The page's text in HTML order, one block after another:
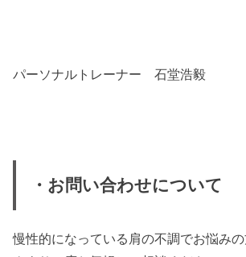
パーソナルトレーナー 石堂浩毅
・お問い合わせについて
慢性的になっている肩の不調でお悩み